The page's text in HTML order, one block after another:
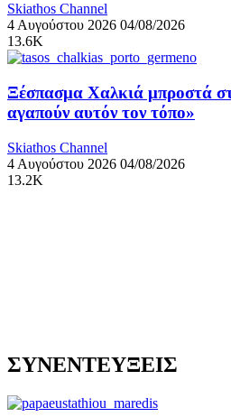
Skiathos Channel
4 Αυγούστου 2026 04/08/2026
13.6K
Ξέσπασμα Χαλκιά μπροστά
αγαπούν αυτόν τον τόπο»
Skiathos Channel
4 Αυγούστου 2026 04/08/2026
13.2K
ΣΥΝΕΝΤΕΥΞΕΙΣ